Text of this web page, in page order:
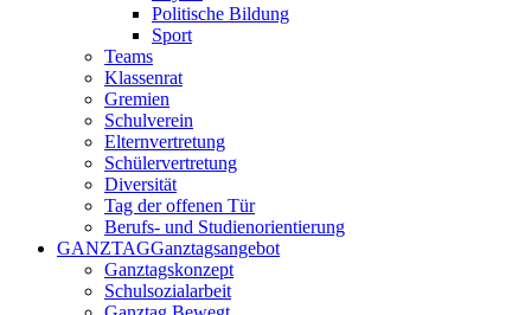
Politische Bildung
Sport
Teams
Klassenrat
Gremien
Schulverein
Elternvertretung
Schülervertretung
Diversität
Tag der offenen Tür
Berufs- und Studienorientierung
GANZTAGGanztagsangebot
Ganztagskonzept
Schulsozialarbeit